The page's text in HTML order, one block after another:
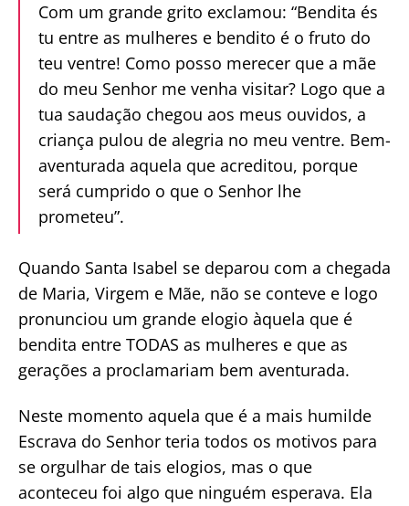
Com um grande grito exclamou: “Bendita és
tu entre as mulheres e bendito é o fruto do
teu ventre! Como posso merecer que a mãe
do meu Senhor me venha visitar? Logo que a
tua saudação chegou aos meus ouvidos, a
criança pulou de alegria no meu ventre. Bem-
aventurada aquela que acreditou, porque
será cumprido o que o Senhor lhe
prometeu”.
Quando Santa Isabel se deparou com a chegada
de Maria, Virgem e Mãe, não se conteve e logo
pronunciou um grande elogio àquela que é
bendita entre TODAS as mulheres e que as
gerações a proclamariam bem aventurada.
Neste momento aquela que é a mais humilde
Escrava do Senhor teria todos os motivos para
se orgulhar de tais elogios, mas o que
aconteceu foi algo que ninguém esperava. Ela